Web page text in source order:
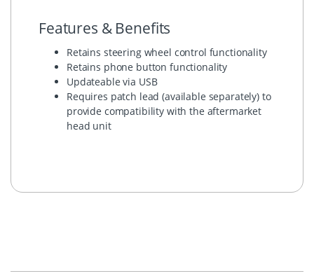
Features & Benefits
Retains steering wheel control functionality
Retains phone button functionality
Updateable via USB
Requires patch lead (available separately) to
provide compatibility with the aftermarket
head unit